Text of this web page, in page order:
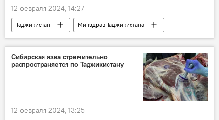
12 февраля 2024, 14:27
Таджикистан
Минздрав Таджикистана
Здравоохранение
Сибирская язва стремительно
распространяется по Таджикистану
12 февраля 2024, 13:25